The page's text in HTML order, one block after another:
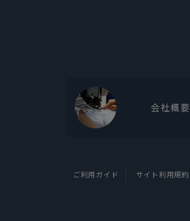
会社概要
ご利用ガイド サイト利用規約